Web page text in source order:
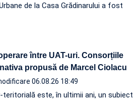
de la Casa Grădinarului a fost
între UAT-uri. Consorțiile
propusă de Marcel Ciolacu
06.08.26 18:49
este, în ultimii ani, un subiect